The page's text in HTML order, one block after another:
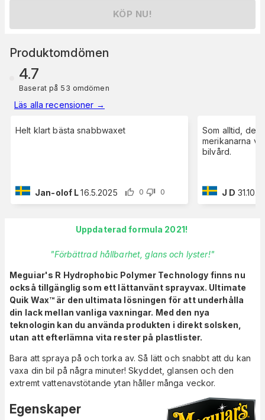
KÖP NU!
Produktomdömen
4.7
Baserat på 53 omdömen
Läs alla recensioner →
Helt klart bästa snabbwaxet
Jan-olof L 16.5.2025 0 0
Som alltid,
merikanarna
bilvård.
J D
Uppdaterad formula 2021!
"Förbättrad hållbarhet, glans och lyster!"
Meguiar's R Hydrophobic Polymer Technology finns nu
också tillgänglig som ett lättanvänt sprayvax. Ultimate
Quik Wax™ är den ultimata lösningen för att underhålla
din lack mellan vanliga vaxningar. Med den nya
teknologin kan du använda produkten i direkt solsken,
utan att efterlämna vita rester på plastlister.
Bara att spraya på och torka av. Så lätt och snabbt att du kan
vaxa din bil på några minuter! Skyddet, glansen och den
extremt vattenavstötande ytan håller många veckor.
Egenskaper